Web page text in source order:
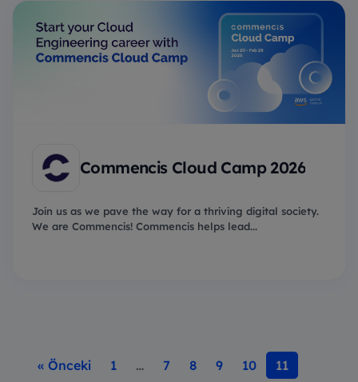
Commencis Cloud Camp 2026
Join us as we pave the way for a thriving digital society.
We are Commencis! Commencis helps lead...
« Önceki 1 … 7 8 9 10
11